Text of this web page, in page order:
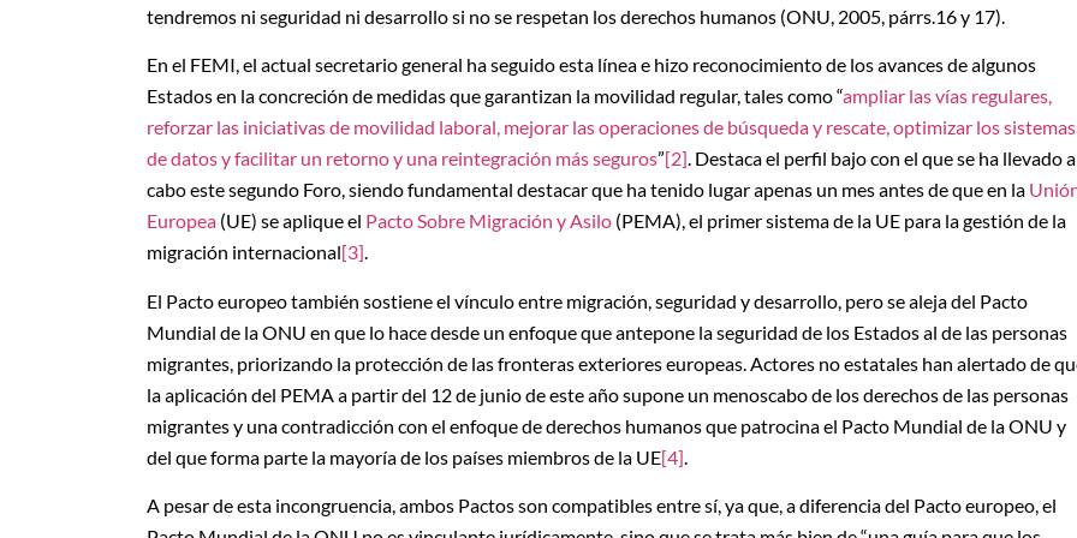
tendremos ni seguridad ni desarrollo si no se respetan los derechos humanos (ONU, 2005, párrs.16 y 17).
En el FEMI, el actual secretario general ha seguido esta línea e hizo reconocimiento de los avances de algunos
Estados en la concreción de medidas que garantizan la movilidad regular, tales como “ampliar las vías regulares,
reforzar las iniciativas de movilidad laboral, mejorar las operaciones de búsqueda y rescate, optimizar los sistemas
de datos y facilitar un retorno y una reintegración más seguros”[2]. Destaca el perfil bajo con el que se ha llevado a
cabo este segundo Foro, siendo fundamental destacar que ha tenido lugar apenas un mes antes de que en la
Europea (UE) se aplique el Pacto Sobre Migración y Asilo (PEMA), el primer sistema de la UE para la gestión de la
migración internacional[3].
El Pacto europeo también sostiene el vínculo entre migración, seguridad y desarrollo, pero se aleja del Pacto
Mundial de la ONU en que lo hace desde un enfoque que antepone la seguridad de los Estados al de las personas
migrantes, priorizando la protección de las fronteras exteriores europeas. Actores no estatales han alertado de
la aplicación del PEMA a partir del 12 de junio de este año supone un menoscabo de los derechos de las personas
migrantes y una contradicción con el enfoque de derechos humanos que patrocina el Pacto Mundial de la ONU y
del que forma parte la mayoría de los países miembros de la UE[4]
A pesar de esta incongruencia, ambos Pactos son compatibles entre sí, ya que, a diferencia del Pacto europeo, el